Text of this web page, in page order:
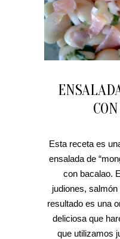
Esta receta es
ensalada de
con bacalao.
judiones,
resultado es una
deliciosa que
que utilizamos